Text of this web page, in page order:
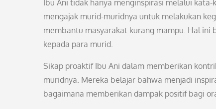
Ibu Ani tidak hanya menginspirasi melalui
mengajak murid-muridnya untuk melakukan
membantu masyarakat kurang mampu. Hal ini
kepada para murid.
Sikap proaktif Ibu Ani dalam memberikan
muridnya. Mereka belajar bahwa menjadi
bagaimana memberikan dampak positif bagi